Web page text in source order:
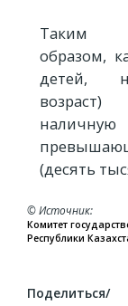
Таким
образом,
детей,
(десять
© Источник
Комитет
Республики